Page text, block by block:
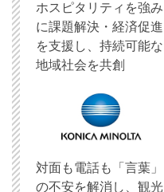
ホスピタリティを強み
に課題解決・経済促進
を支援し、持続可能な
地域社会を共創
対面も電話も「言葉」
の不安を解消し、観光